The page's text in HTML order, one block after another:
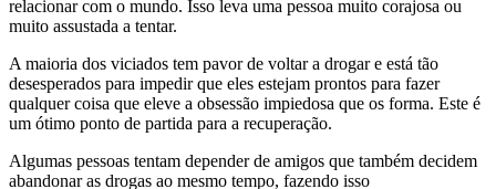
relacionar com o mundo. Isso leva uma pessoa muito corajosa ou
muito assustada a tentar.
A maioria dos viciados tem pavor de voltar a drogar e está tão
desesperados para impedir que eles estejam prontos para fazer
qualquer coisa que eleve a obsessão impiedosa que os forma. Este é
um ótimo ponto de partida para a recuperação.
Algumas pessoas tentam depender de amigos que também decidem
abandonar as drogas ao mesmo tempo, fazendo isso